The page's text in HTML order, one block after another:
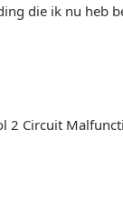
die ik nu heb
2 Circuit